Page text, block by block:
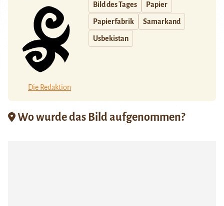
Die Redaktion
Bild des Tages Papier
Papierfabrik Samarkand
Usbekistan
Wo wurde das Bild aufgenommen?